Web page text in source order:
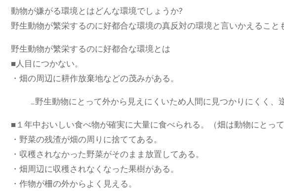
動物が嫌がる環境とはどんな環境でしょうか?
野生動物が繁栄するのに好都合な環境の真反対の環境と言いかえること
野生動物が繁栄するのに好都合な環境とは
■人目につかない。
・畑の周辺に耕作放棄地などの茂みがある。
…野生動物にとって外から見えにくいため人間に見つかりにくく
■１年中おいしい食べ物が確実に大量に食べられる。（畑は動物にとって
・野菜の残渣が畑の周りに捨ててある。
・収穫されなかった野菜がそのまま放置してある。
・畑周辺に収穫されなくなった果樹がある。
・作物が柵の外からよく見える。